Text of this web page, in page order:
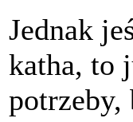
Jednak
katha, to
potrzeby,